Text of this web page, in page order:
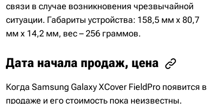
связи в случае возникновения чрезвычайной
ситуации. Габариты устройства: 158,5 мм х 80,7
мм х 14,2 мм, вес – 256 граммов.
Дата начала продаж, цена
Когда Samsung Galaxy XCover FieldPro появится в
продаже и его стоимость пока неизвестны.